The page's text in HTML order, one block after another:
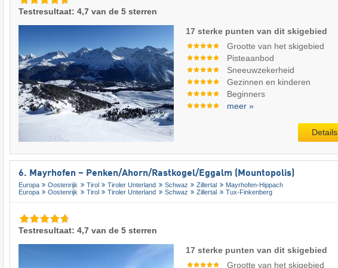
Testresultaat: 4,7 van de 5 sterren
17 sterke punten van dit skigebied
Grootte van het skigebied
Pisteaanbod
Sneeuwzekerheid
Gezinnen en kinderen
Beginners
meer »
Details
6. Mayrhofen – Penken/​Ahorn/​Rastkogel/​Eggalm (Mountopolis)
Europa Oostenrijk Tirol Tiroler Unterland Schwaz Zillertal
Mayrhofen-Hippach
Europa
Oostenrijk Tirol Tiroler Unterland Schwaz Zillertal Tux-Finkenberg
Testresultaat: 4,7 van de 5 sterren
17 sterke punten van dit skigebied
Grootte van het skigebied